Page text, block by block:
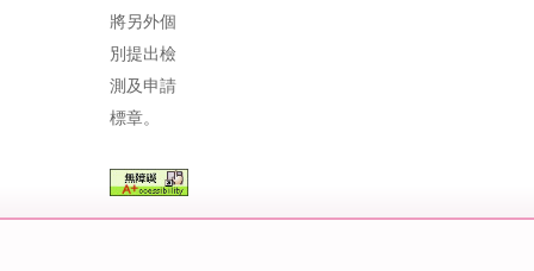
將另外個
別提出檢
測及申請
標章。